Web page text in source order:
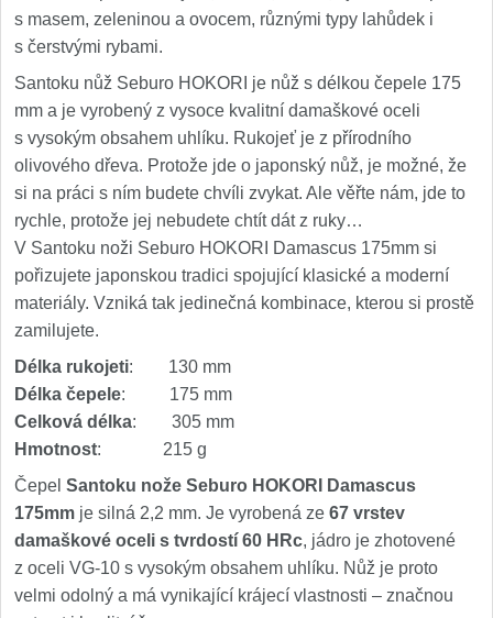
s masem, zeleninou a ovocem, různými typy lahůdek i
s čerstvými rybami.
Santoku nůž Seburo HOKORI je nůž s délkou čepele 175
mm a je vyrobený z vysoce kvalitní damaškové oceli
s vysokým obsahem uhlíku. Rukojeť je z přírodního
olivového dřeva. Protože jde o japonský nůž, je možné, že
si na práci s ním budete chvíli zvykat. Ale věřte nám, jde to
rychle, protože jej nebudete chtít dát z ruky…
V Santoku noži Seburo HOKORI Damascus 175mm si
pořizujete japonskou tradici spojující klasické a moderní
materiály. Vzniká tak jedinečná kombinace, kterou si prostě
zamilujete.
Délka rukojeti: 130 mm
Délka čepele: 175 mm
Celková délka: 305 mm
Hmotnost: 215 g
Čepel Santoku nože Seburo HOKORI Damascus
175mm je silná 2,2 mm. Je vyrobená ze 67 vrstev
damaškové oceli s tvrdostí 60 HRc, jádro je zhotovené
z oceli VG-10 s vysokým obsahem uhlíku. Nůž je proto
velmi odolný a má vynikající krájecí vlastnosti – značnou